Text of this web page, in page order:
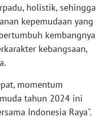
holistik, sehingga
kepemudaan yang
kembangnya
kebangsaan,
momentum
tahun 2024 ini
Indonesia Raya".